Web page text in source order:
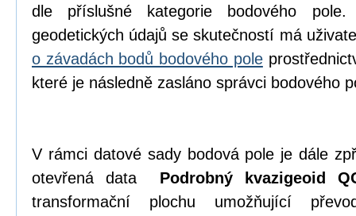
dle příslušné kategorie bodového
geodetických údajů se skutečností má
o závadách bodů bodového pole
které je následně zasláno správci bodového
V rámci datové sady bodová pole je dále
otevřená data Podrobný kvazigeoid
transformační plochu umožňující